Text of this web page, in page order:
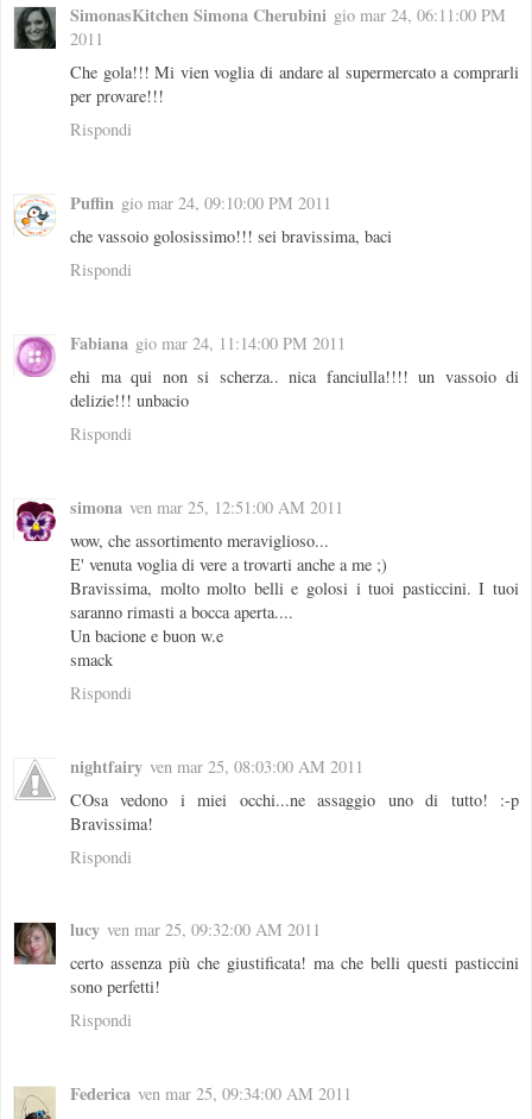
SimonasKitchen Simona Cherubini gio mar 24, 06:11:00 PM
2011
Che gola!!! Mi vien voglia di andare al supermercato a comprarli
per provare!!!
Rispondi
Puffin gio mar 24, 09:10:00 PM 2011
che vassoio golosissimo!!! sei bravissima, baci
Rispondi
Fabiana gio mar 24, 11:14:00 PM 2011
ehi ma qui non si scherza.. nica fanciulla!!!! un vassoio di
delizie!!! unbacio
Rispondi
simona ven mar 25, 12:51:00 AM 2011
wow, che assortimento meraviglioso...
E' venuta voglia di vere a trovarti anche a me ;)
Bravissima, molto molto belli e golosi i tuoi pasticcini. I tuoi
saranno rimasti a bocca aperta....
Un bacione e buon w.e
smack
Rispondi
nightfairy ven mar 25, 08:03:00 AM 2011
COsa vedono i miei occhi...ne assaggio uno di tutto! :-p
Bravissima!
Rispondi
lucy ven mar 25, 09:32:00 AM 2011
certo assenza più che giustificata! ma che belli questi pasticcini
sono perfetti!
Rispondi
Federica ven mar 25, 09:34:00 AM 2011